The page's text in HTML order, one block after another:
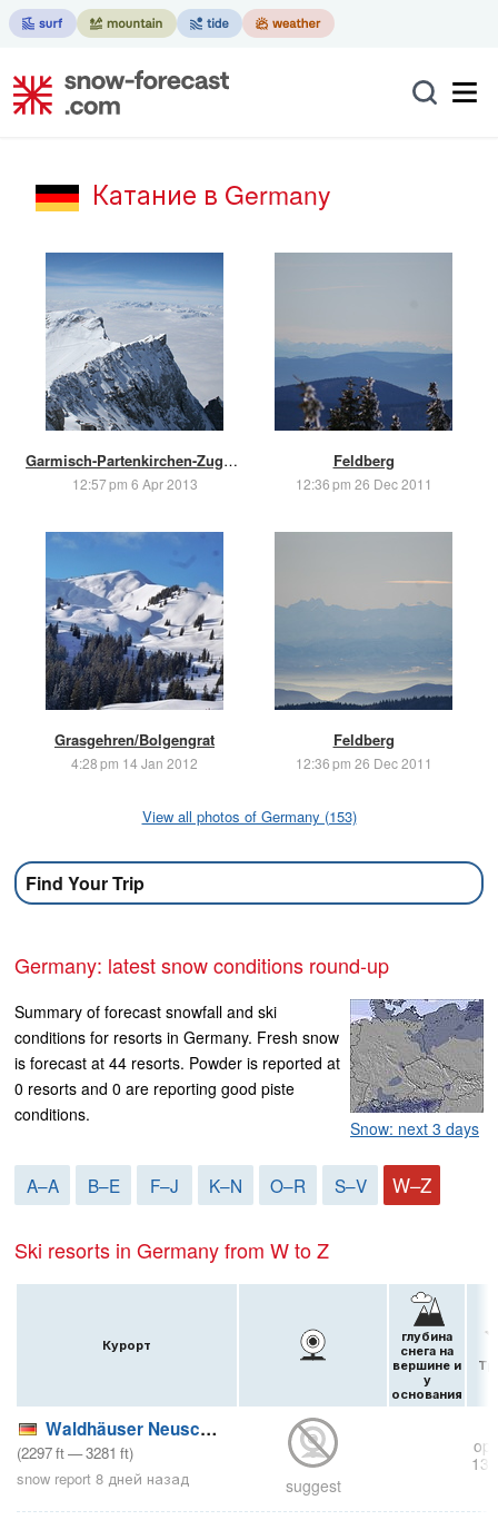
Катание в Germany
Garmisch-Partenkirchen-Zugspitze
12:57 pm 6 Apr 2013
Feldberg
12:36 pm 26 Dec 2011
Grasgehren/Bolgengrat
4:28 pm 14 Jan 2012
Feldberg
12:36 pm 26 Dec 2011
View all photos of Germany (153)
Find Your Trip
Germany: latest snow conditions round-up
Snow: next 3 days
Summary of forecast snowfall and ski
conditions for resorts in Germany. Fresh snow
is forecast at 44 resorts. Powder is reported at
0 resorts and 0 are reporting good piste
conditions.
A–A B–E F–J K–N O–R S–V W–Z
Ski resorts in Germany from W to Z
Курорт
глубина
снега на
вершине и
у
основания
Waldhäuser Neuschönau
(2297ft—3281 ft)
snow report 8 дней назад
suggest